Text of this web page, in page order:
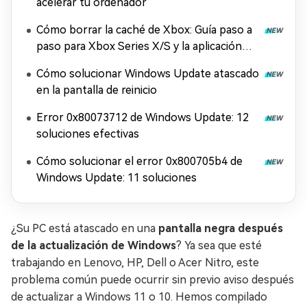
Cómo borrar la caché de Xbox: Guía paso a
paso para Xbox Series X/S y la aplicación
Cómo solucionar Windows Update atascado
en la pantalla de reinicio
Error 0x80073712 de Windows Update: 12
soluciones efectivas
Cómo solucionar el error 0x800705b4 de
Windows Update: 11 soluciones
¿Su PC está atascado en una pantalla negra después
de la actualización de Windows? Ya sea que esté
trabajando en Lenovo, HP, Dell o Acer Nitro, este
problema común puede ocurrir sin previo aviso después
de actualizar a Windows 11 o 10. Hemos compilado